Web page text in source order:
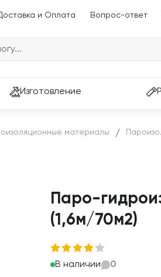
и Оплата Вопрос-ответ
Изготовление
материалы /
Паро-
(1,6м/70м2)
В наличии 0